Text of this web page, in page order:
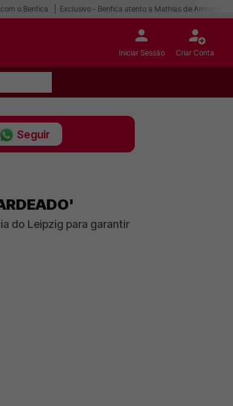
o Benfica Exclusivo - Benfica atento a Mathias de Amorim
Iniciar Sessão Criar Conta
Seguir
do Leipzig para garantir